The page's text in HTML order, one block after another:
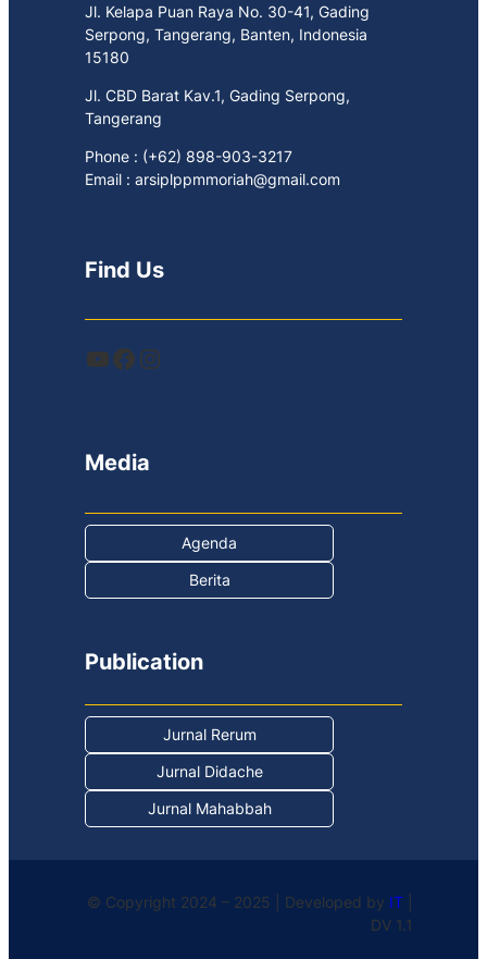
Jl. Kelapa Puan Raya No. 30-41, Gading
Serpong, Tangerang, Banten, Indonesia
15180
Jl. CBD Barat Kav.1, Gading Serpong,
Tangerang
Phone : (+62) 898-903-3217
Email : arsiplppmmoriah@gmail.com
Find Us
YouTube Facebook Instagram
Media
Agenda
Berita
Publication
Jurnal Rerum
Jurnal Didache
Jurnal Mahabbah
© Copyright 2024 – 2025 | Developed by IT
DV 1.1